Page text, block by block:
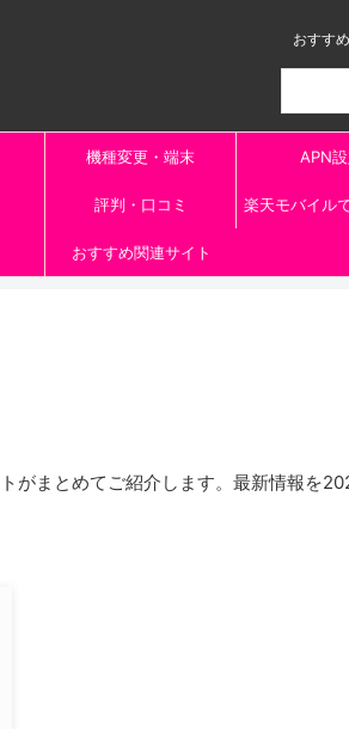
おすす
機種変更・端末 APN
評判・口コミ 楽天モバイル
おすすめ関連サイト
まとめてご紹介します。最新情報を